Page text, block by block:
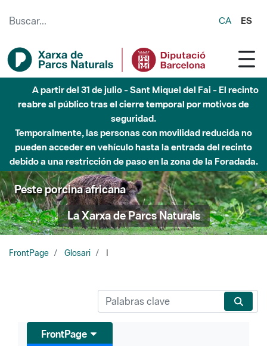
CA ES
A partir del 31 de julio - Sant Miquel del Fai - El recinto
reabre al público tras el cierre temporal por motivos de
seguridad.
Temporalmente, las personas con movilidad reducida no
pueden acceder en vehículo hasta la entrada del recinto
debido a una restricción de paso en la zona de la Foradada.
Peste porcina africana
La Xarxa de Parcs Naturals
FrontPage Glosari
FrontPage